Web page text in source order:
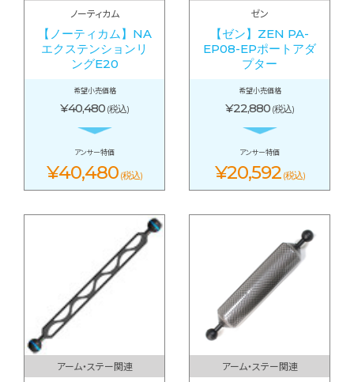
ノーティカム
【ノーティカム】NA
エクステンションリ
ングE20
希望小売価格
¥40,480 (税込)
アンサー特価
¥40,480 (税込)
ゼン
【ゼン】ZEN PA-
EP08-EPポートアダ
プター
希望小売価格
¥22,880 (税込)
アンサー特価
¥20,592 (税込)
アーム・ステー関連
アーム・ステー関連